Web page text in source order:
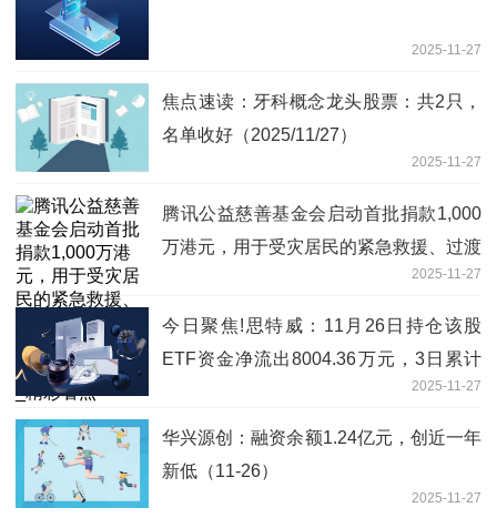
2025-11-27
焦点速读：牙科概念龙头股票：共2只，
名单收好（2025/11/27）
2025-11-27
腾讯公益慈善基金会启动首批捐款1,000
万港元，用于受灾居民的紧急救援、过渡
安置、生活物资补给及情绪疏导等急需工
作_精彩看点
2025-11-27
今日聚焦!思特威：11月26日持仓该股
ETF资金净流出8004.36万元，3日累计
2025-11-27
华兴源创：融资余额1.24亿元，创近一年
新低（11-26）
2025-11-27